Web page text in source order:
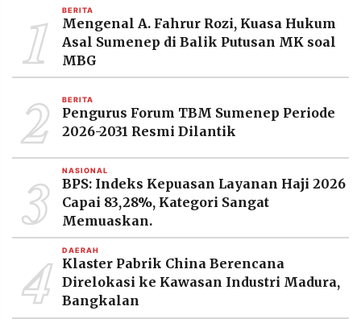
1 BERITA
Mengenal A. Fahrur Rozi, Kuasa Hukum
Asal Sumenep di Balik Putusan MK soal
MBG
2 BERITA
Pengurus Forum TBM Sumenep Periode
2026-2031 Resmi Dilantik
3 NASIONAL
BPS: Indeks Kepuasan Layanan Haji 2026
Capai 83,28%, Kategori Sangat
Memuaskan.
4 DAERAH
Klaster Pabrik China Berencana
Direlokasi ke Kawasan Industri Madura,
Bangkalan